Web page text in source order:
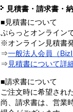
見積書・請求書・
■見積書について
ぷらっとオンライン
※オンライン見積書
⇒一般法人会員（
⇒ 見積書について詳
■請求書について
ご注文時に希望され
尚、請求書は、営業